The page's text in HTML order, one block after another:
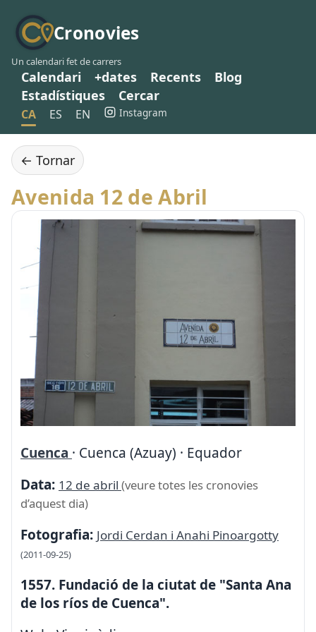
Cronovies
Un calendari fet de carrers
Calendari +dates Recents
Blog
Estadístiques
Cercar
CA ES EN Instagram
← Tornar
Avenida 12 de Abril
Cuenca · Cuenca (Azuay) · Equador
Data: 12 de abril (veure totes les cronovies
d’aquest dia)
Fotografia: Jordi Cerdan i Anahi Pinoargotty
(2011-09-25)
1557. Fundació de la ciutat de "Santa Ana
de los ríos de Cuenca".